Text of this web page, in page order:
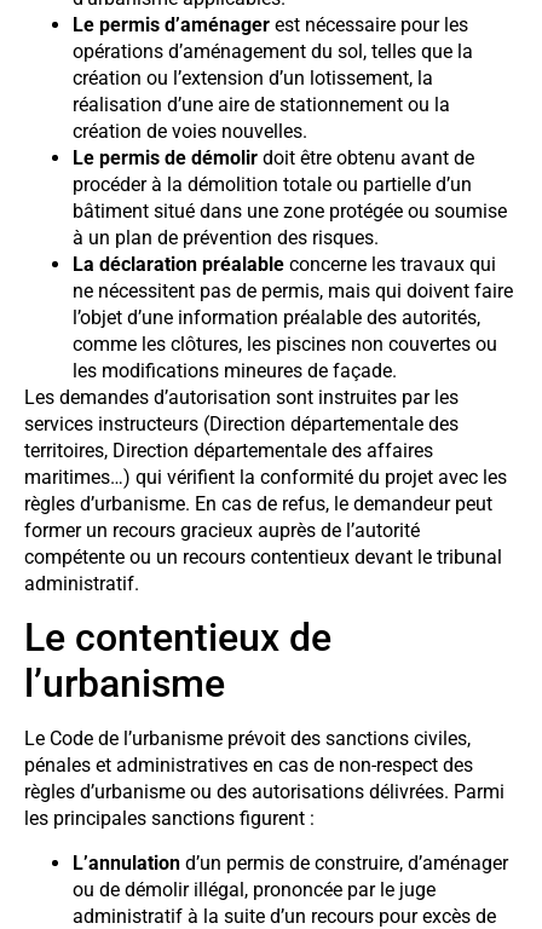
Le permis d’aménager est nécessaire pour les
opérations d’aménagement du sol, telles que la
création ou l’extension d’un lotissement, la
réalisation d’une aire de stationnement ou la
création de voies nouvelles.
Le permis de démolir doit être obtenu avant de
procéder à la démolition totale ou partielle d’un
bâtiment situé dans une zone protégée ou soumise
à un plan de prévention des risques.
La déclaration préalable concerne les travaux qui
ne nécessitent pas de permis, mais qui doivent faire
l’objet d’une information préalable des autorités,
comme les clôtures, les piscines non couvertes ou
les modifications mineures de façade.
Les demandes d’autorisation sont instruites par les
services instructeurs (Direction départementale des
territoires, Direction départementale des affaires
maritimes…) qui vérifient la conformité du projet avec les
règles d’urbanisme. En cas de refus, le demandeur peut
former un recours gracieux auprès de l’autorité
compétente ou un recours contentieux devant le tribunal
administratif.
Le contentieux de
l’urbanisme
Le Code de l’urbanisme prévoit des sanctions civiles,
pénales et administratives en cas de non-respect des
règles d’urbanisme ou des autorisations délivrées. Parmi
les principales sanctions figurent :
L’annulation d’un permis de construire, d’aménager
ou de démolir illégal, prononcée par le juge
administratif à la suite d’un recours pour excès de